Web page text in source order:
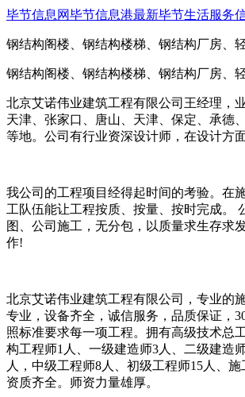
毕节信息网毕节信息港最新毕节生活服务
钢结构阁楼、钢结构楼梯、钢结构厂房、
钢结构阁楼、钢结构楼梯、钢结构厂房、
北京艾诺伟业建筑工程有限公司王经理，
天津、张家口、唐山、天津、保定、承德
等地。公司有行业资深设计师，在设计方
我公司的工程项目经得起时间的考验。在
工队伍能让工程按质、按量、按时完成。
图、公司施工，无分包，以质量求生存求
作!
北京艾诺伟业建筑工程有限公司，专业的
专业，设备齐全，诚信服务，品质保证，
照标准要求每一项工程。拥有高级技术总
构工程师1人、一级建造师3人、二级建造
人，中级工程师8人、初级工程师15人、
资质齐全。师资力量雄厚。